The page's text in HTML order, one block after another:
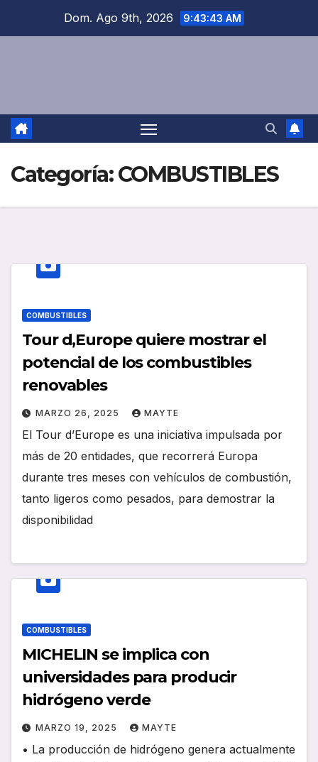
Dom. Ago 9th, 2026 9:43:43 AM
Categoría:COMBUSTIBLES
COMBUSTIBLES
Tour d,Europe quiere mostrar el
potencial de los combustibles
renovables
MARZO 26, 2025 MAYTE
El Tour d’Europe es una iniciativa impulsada por
más de 20 entidades, que recorrerá Europa
durante tres meses con vehículos de combustión,
tanto ligeros como pesados, para demostrar la
disponibilidad
COMBUSTIBLES
MICHELIN se implica con
universidades para producir
hidrógeno verde
MARZO 19, 2025 MAYTE
• La producción de hidrógeno genera actualmente